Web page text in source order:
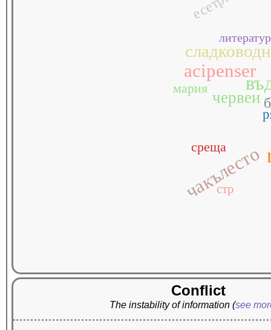
acipenser
чакълесто
червеи
мария
среща
стр
Conflict
The instability of information (see